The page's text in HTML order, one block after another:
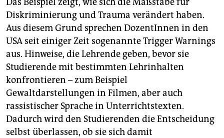
Diskriminierung und Trauma verändert haben.
Aus diesem Grund sprechen DozentInnen in den
USA seit einiger Zeit sogenannte Trigger Warnings
aus. Hinweise, die Lehrende geben, bevor sie
Studierende mit bestimmten Lehrinhalten
konfrontieren – zum Beispiel
Gewaltdarstellungen in Filmen, aber auch
rassistischer Sprache in Unterrichtstexten.
Dadurch wird den Studierenden die Entscheidung
selbst überlassen, ob sie sich damit